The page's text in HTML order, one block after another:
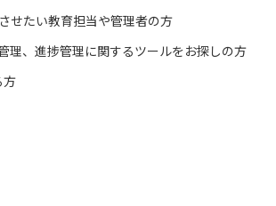
せたい教育担当や管理者の方
理、進捗管理に関するツールをお探しの方
方